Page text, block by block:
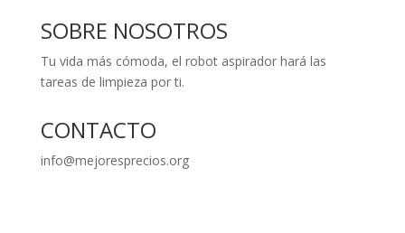
SOBRE NOSOTROS
Tu vida más cómoda, el robot aspirador hará las
tareas de limpieza por ti.
CONTACTO
info@mejoresprecios.org